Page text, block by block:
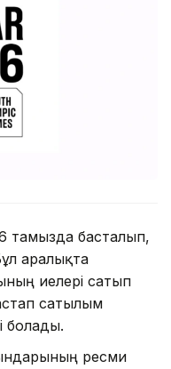
тамызда басталып,
аралықта
иелері сатып
сатылым
болады.
ресми